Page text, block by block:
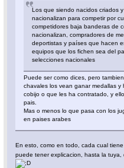
Los que siendo nacidos criados
nacionalizan para competir por
competidores baja banderas de
nacionalizan, compradores de
deportistas y países que hacen
equipos que los fichen sea del
selecciones nacionales
Puede ser como dices, pero
chavales los vean ganar medallas
cobijo o que les ha contratado, y
pais.
Mas o menos lo que pasa con los
en paises arabes
En esto, como en todo, cada cual
puede tener explicacion, hasta la tuya,